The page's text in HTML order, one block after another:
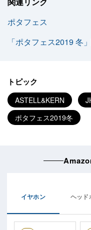
ポタフェス
「ポタフェス2019 冬
トピック
ASTELL&KERN
ポタフェス2019冬